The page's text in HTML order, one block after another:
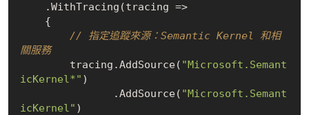
// 指定追蹤來源：Semantic Kernel 和相
關服務
        tracing.AddSource(
"Microsoft.Semant
icKernel*" )
               .AddSource(
"Microsoft.Semant
icKernel" )